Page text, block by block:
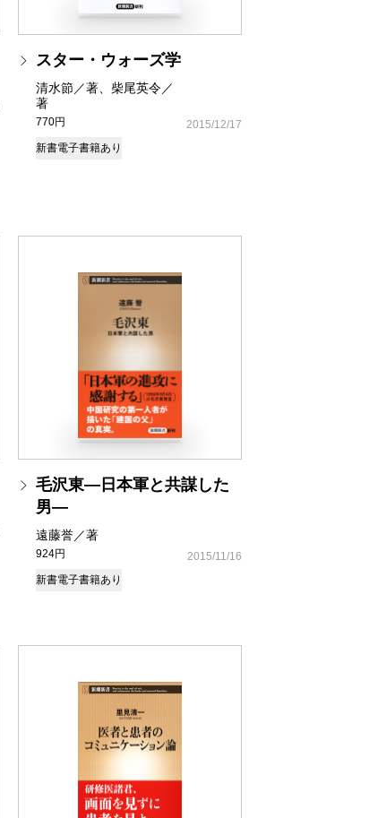
スター・ウォーズ学
清水節／著、柴尾英令／
著
770円
2015/12/17
新書電子書籍あり
毛沢東―日本軍と共謀した
男―
遠藤誉／著
924円
2015/11/16
新書電子書籍あり